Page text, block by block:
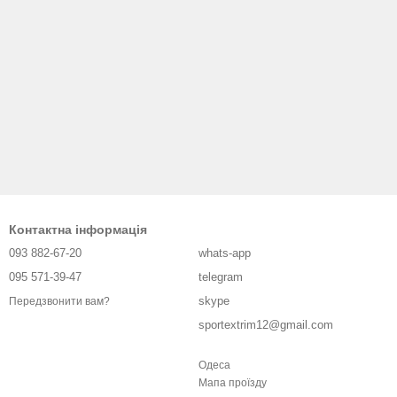
Контактна інформація
093 882-67-20
095 571-39-47
Передзвонити вам?
whats-app
telegram
skype
sportextrim12@gmail.com
Одеса
Мапа проїзду